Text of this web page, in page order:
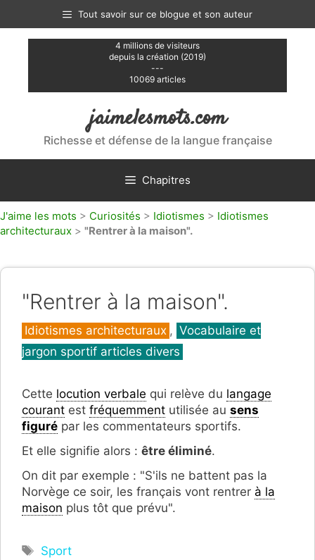
contenu
Tout savoir sur ce blogue et son auteur
4 millions de visiteurs
depuis la création (2019)
---
10069 articles
jaimelesmots.com
Richesse et défense de la langue française
Chapitres
J'aime les mots > Curiosités > Idiotismes > Idiotismes
architecturaux > "Rentrer à la maison".
"Rentrer à la maison".
Catégories
Idiotismes architecturaux , Vocabulaire et
jargon sportif articles divers
Cette locution verbale qui relève du langage
courant est fréquemment utilisée au sens
figuré par les commentateurs sportifs.
Et elle signifie alors : être éliminé.
On dit par exemple : "S'ils ne battent pas la
Norvège ce soir, les français vont rentrer à la
maison plus tôt que prévu".
Étiquettes
Sport